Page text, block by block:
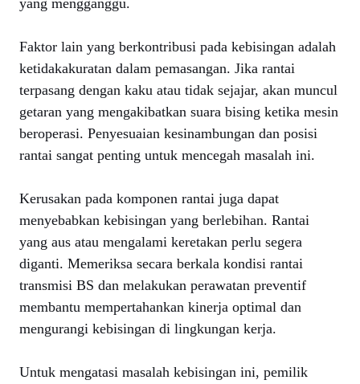
yang mengganggu.
Faktor lain yang berkontribusi pada kebisingan adalah
ketidakakuratan dalam pemasangan. Jika rantai
terpasang dengan kaku atau tidak sejajar, akan muncul
getaran yang mengakibatkan suara bising ketika mesin
beroperasi. Penyesuaian kesinambungan dan posisi
rantai sangat penting untuk mencegah masalah ini.
Kerusakan pada komponen rantai juga dapat
menyebabkan kebisingan yang berlebihan. Rantai
yang aus atau mengalami keretakan perlu segera
diganti. Memeriksa secara berkala kondisi rantai
transmisi BS dan melakukan perawatan preventif
membantu mempertahankan kinerja optimal dan
mengurangi kebisingan di lingkungan kerja.
Untuk mengatasi masalah kebisingan ini, pemilik